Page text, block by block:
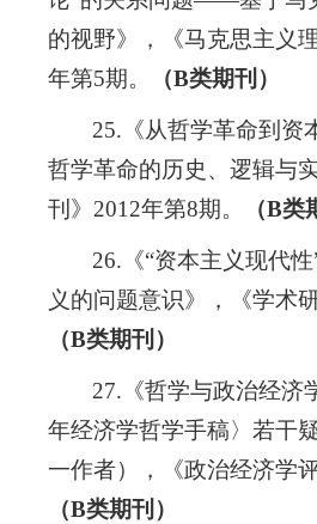
的视野》，《马克思主义
年第5期。
（B类期刊）
25.《从哲学革命到资
哲学革命的历史、逻辑与
刊》2012年第8期。
（B类
26.《“资本主义现代
义的问题意识》，《学术
（B类期刊）
27.《哲学与政治经
年经济学哲学手稿〉若干
一作者），《政治经济学
（B类期刊）